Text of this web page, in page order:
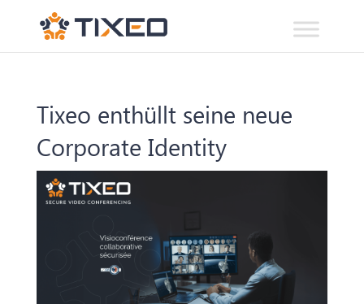
Tixeo enthüllt seine neue
Corporate Identity